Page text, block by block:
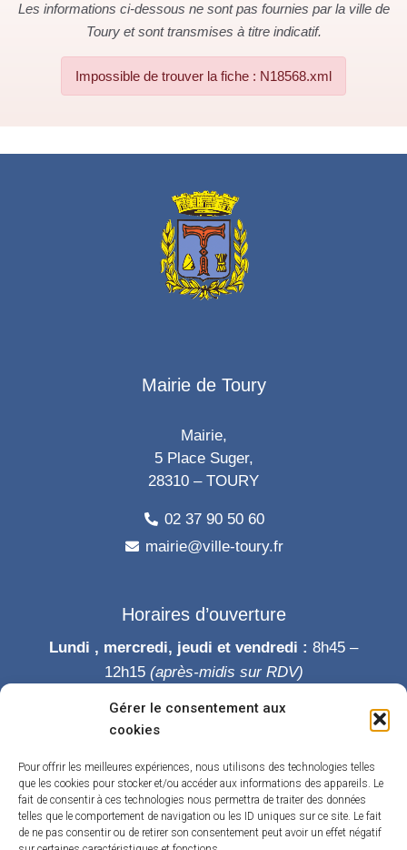
Gérer le consentement aux
cookies
Pour offrir les meilleures expériences, nous utilisons des technologies telles
que les cookies pour stocker et/ou accéder aux informations des appareils. Le
fait de consentir à ces technologies nous permettra de traiter des données
telles que le comportement de navigation ou les ID uniques sur ce site. Le fait
de ne pas consentir ou de retirer son consentement peut avoir un effet négatif
Les informations ci-dessous ne sont pas fournies par la ville de
Toury et sont transmises à titre indicatif.
Impossible de trouver la fiche : N18568.xml
Mairie de Toury
Mairie,
5 Place Suger,
28310 – TOURY
02 37 90 50 60
mairie@ville-toury.fr
Horaires d’ouverture
Lundi , mercredi, jeudi et vendredi : 8h45 –
12h15 (après-midis sur RDV)